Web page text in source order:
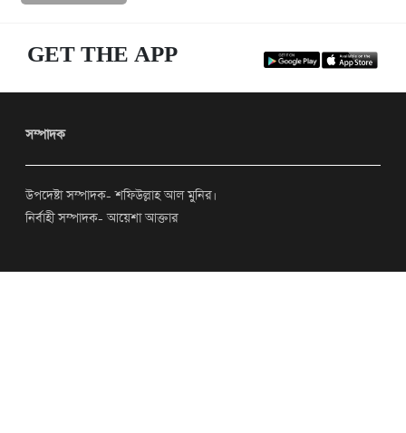
GET THE APP
সম্পাদক
উপদেষ্টা সম্পাদক- শফিউল্লাহ আল মুনির।
নির্বাহী সম্পাদক- আয়েশা আক্তার